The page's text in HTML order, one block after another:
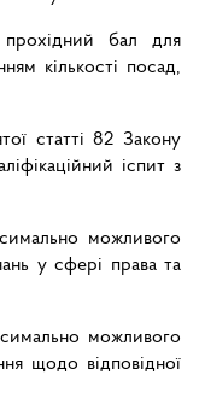
бал для
кількості посад,
статті 82 Закону
іспит з
можливого
у сфері права та
можливого
щодо відповідної